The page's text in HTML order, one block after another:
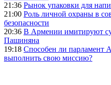
21:36 Рынок упаковки для
21:00 Роль личной охраны в
безопасности
20:36 В Армении имитируют
Пашиняна
19:18 Способен ли парламент
выполнить свою миссию?